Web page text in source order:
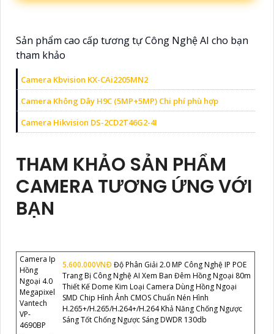
Sản phẩm cao cấp tương tự Công Nghệ AI cho bạn
tham khảo
Camera Kbvision KX-CAi2205MN2
Camera Không Dây H9C (5MP+5MP) Chi phí phù hợp
Camera Hikvision DS-2CD2T46G2-4I
THAM KHẢO SẢN PHẨM
CAMERA TƯƠNG ỨNG VỚI
BẠN
Camera Ip
Hồng
Ngoại 4.0
Megapixel
Vantech
VP-
4690BP
5.600.000VNÐ Độ Phân Giải 2.0 MP Công Nghệ IP POE
Trang Bị Công Nghệ AI Xem Ban Đêm Hồng Ngoại 80m
Thiết Kế Dome Kim Loại Camera Dùng Hồng Ngoại
SMD Chip Hình Ảnh CMOS Chuẩn Nén Hình
H.265+/H.265/H.264+/H.264 Khả Năng Chống Ngược
Sáng Tốt Chống Ngược Sáng DWDR 130db